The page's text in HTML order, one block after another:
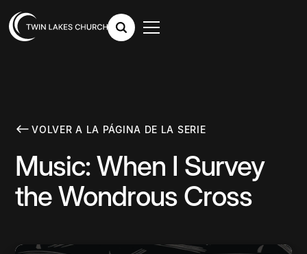
VOLVER A LA PÁGINA DE LA SERIE
Music: When I Survey
the Wondrous Cross